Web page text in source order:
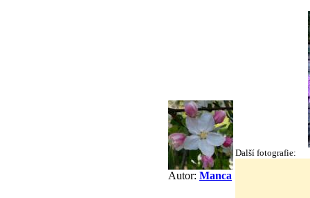
Autor: Manca
Další fotografie: